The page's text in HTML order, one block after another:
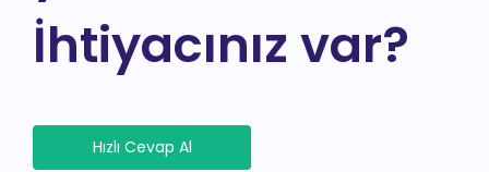
İhtiyacınız var?
Hızlı Cevap Al